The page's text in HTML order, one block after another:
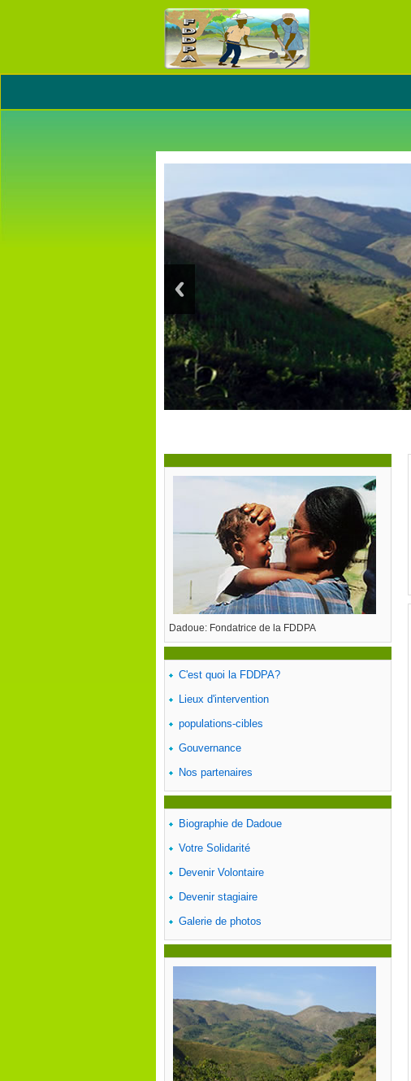
Dadoue: Fondatrice de la FDDPA
C'est quoi la FDDPA?
Lieux d'intervention
populations-cibles
Gouvernance
Nos partenaires
Biographie de Dadoue
Votre Solidarité
Devenir Volontaire
Devenir stagiaire
Galerie de photos